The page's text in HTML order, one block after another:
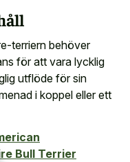
terriern behöver
för att vara lycklig
utflöde för sin
i koppel eller ett
Bull Terrier